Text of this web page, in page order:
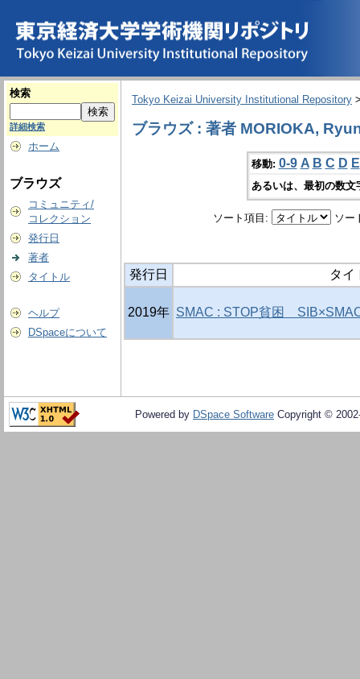
検索
詳細検索
ホーム
ブラウズ
コミュニティ/
コレクション
発行日
著者
タイトル
ヘルプ
DSpaceについて
Tokyo Keizai University Institutional Repository
ブラウズ : 著者 MORIOKA,
移動: 0-9 A B C D E
あるいは、最初の数
ソート項目: ソー
発行日 タイ
2019年 SMAC : STOP貧困
Powered by DSpace Software Copyright ©